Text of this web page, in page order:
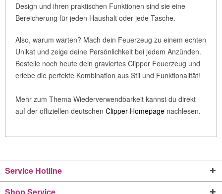
Design und ihren praktischen Funktionen sind sie eine
Bereicherung für jeden Haushalt oder jede Tasche.
Also, warum warten? Mach dein Feuerzeug zu einem echten
Unikat und zeige deine Persönlichkeit bei jedem Anzünden.
Bestelle noch heute dein graviertes Clipper Feuerzeug und
erlebe die perfekte Kombination aus Stil und Funktionalität!
Mehr zum Thema Wiederverwendbarkeit kannst du direkt
auf der offiziellen deutschen Clipper-Homepage nachlesen.
Service Hotline